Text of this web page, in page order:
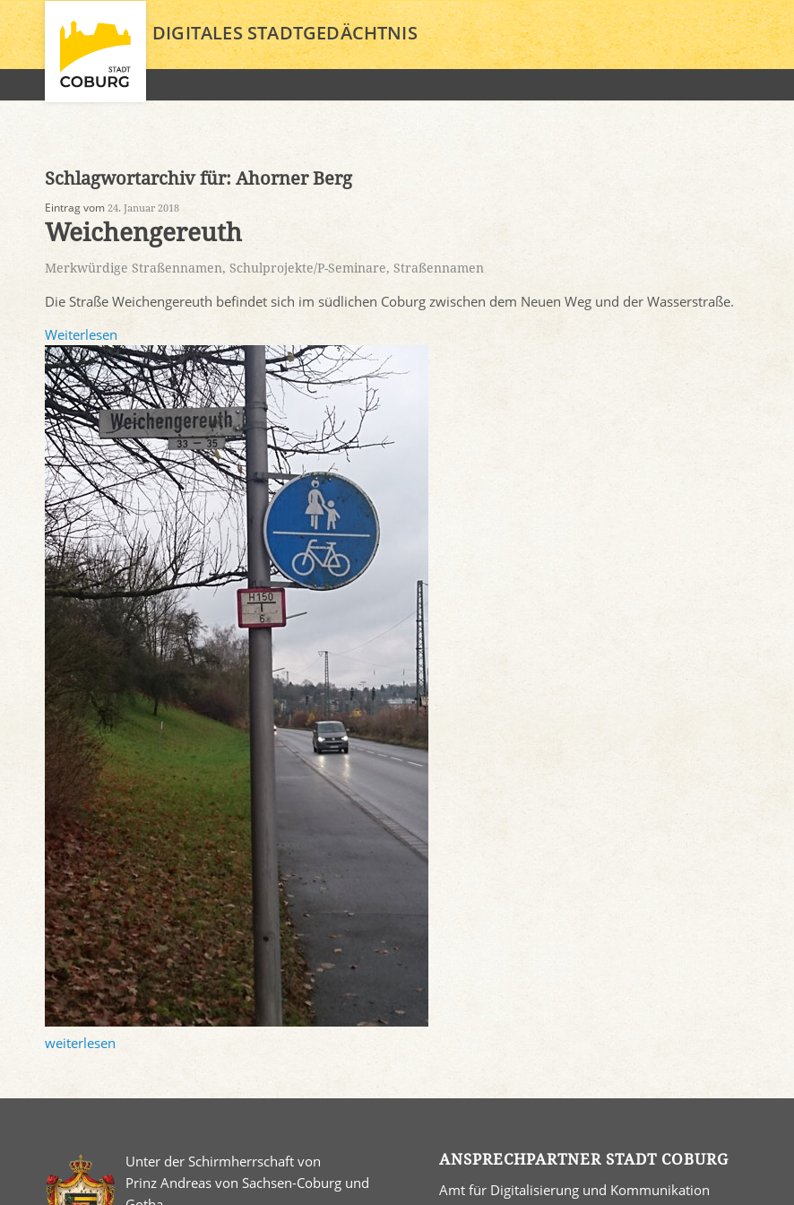
DIGITALES STADTGEDÄCHTNIS
Schlagwortarchiv für: Ahorner Berg
Eintrag vom 24. Januar 2018
Weichengereuth
Merkwürdige Straßennamen, Schulprojekte/P-Seminare, Straßennamen
Die Straße Weichengereuth befindet sich im südlichen Coburg zwischen dem Neuen Weg und der Wasserstraße.
Weiterlesen
weiterlesen
Unter der Schirmherrschaft von
Prinz Andreas von Sachsen-Coburg und
ANSPRECHPARTNER STADT COBURG
Amt für Digitalisierung und Kommunikation